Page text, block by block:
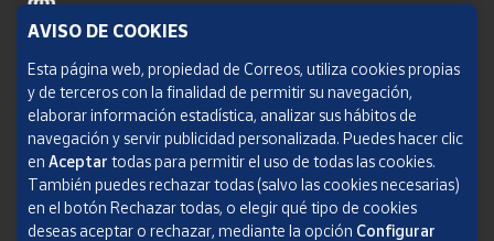
Política de cookies
Aviso legal
Condiciones del servicio
Política de Privacidad Web
AVISO DE COOKIES
Esta página web, propiedad de Correos, utiliza cookies propias
y de terceros con la finalidad de permitir su navegación,
elaborar información estadística, analizar sus hábitos de
navegación y servir publicidad personalizada. Puedes hacer clic
en Aceptar todas para permitir el uso de todas las cookies.
También puedes rechazar todas (salvo las cookies necesarias)
en el botón Rechazar todas, o elegir qué tipo de cookies
deseas aceptar o rechazar, mediante la opción Configurar